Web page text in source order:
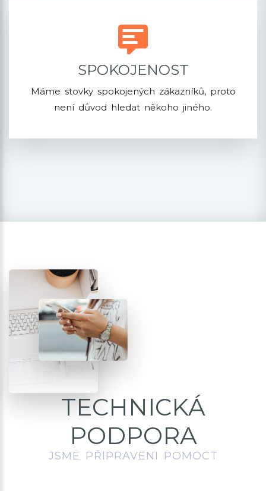
SPOKOJENOST
Máme stovky spokojených zákazníků, proto
není důvod hledat někoho jiného.
TECHNICKÁ
PODPORA
JSME PŘIPRAVENI POMOCT